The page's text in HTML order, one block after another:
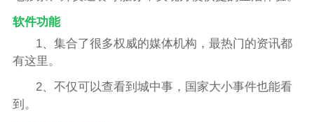
软件功能
1、集合了很多权威的媒体机构，最热门的资讯都
有这里。
2、不仅可以查看到城中事，国家大小事件也能看
到。